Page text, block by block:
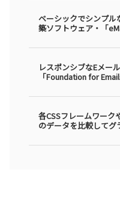
ベーシックでシンプル
築ソフトウェア・「
レスポンシブなEメー
「Foundation for
各CSSフレームワー
のデータを比較してグ